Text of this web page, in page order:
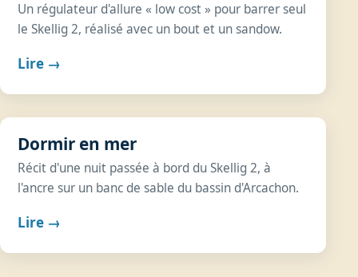
Un régulateur d'allure « low cost » pour barrer seul
le Skellig 2, réalisé avec un bout et un sandow.
Lire →
Dormir en mer
Récit d'une nuit passée à bord du Skellig 2, à
l'ancre sur un banc de sable du bassin d'Arcachon.
Lire →